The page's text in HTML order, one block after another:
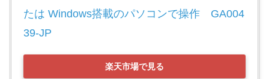
たは Windows搭載のパソコンで操作　GA004
39-JP
楽天市場で見る